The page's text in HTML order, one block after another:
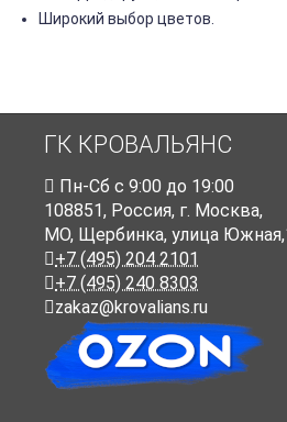
Широкий выбор цветов.
ГК КРОВАЛЬЯНС
Пн-Cб с 9:00 до 19:00
108851, Россия, г. Москва,
МО, Щербинка, улица
+7 (495) 204 2101
+7 (495) 240 8303
zakaz@krovalians.ru